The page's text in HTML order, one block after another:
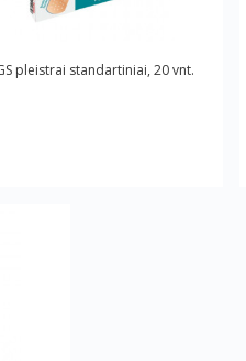
pleistrai standartiniai, 20 vnt.